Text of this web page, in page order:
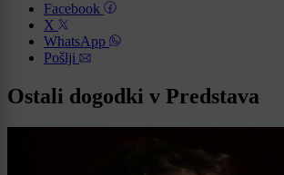
Facebook
X
WhatsApp
Pošlji
Ostali dogodki v Predstava